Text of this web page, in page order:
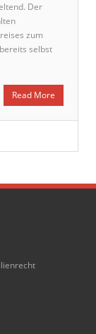
Der
zum
selbst
Read More